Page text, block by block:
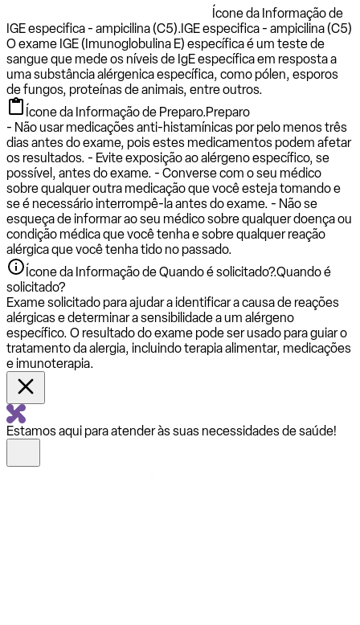
Ícone da Informação de
IGE especifica - ampicilina (C5).IGE especifica - ampicilina (C5)
O exame IGE (Imunoglobulina E) específica é um teste de
sangue que mede os níveis de IgE específica em resposta a
uma substância alérgenica específica, como pólen, esporos
de fungos, proteínas de animais, entre outros.
Ícone da Informação de Preparo.Preparo
- Não usar medicações anti-histamínicas por pelo menos três
dias antes do exame, pois estes medicamentos podem afetar
os resultados. - Evite exposição ao alérgeno específico, se
possível, antes do exame. - Converse com o seu médico
sobre qualquer outra medicação que você esteja tomando e
se é necessário interrompê-la antes do exame. - Não se
esqueça de informar ao seu médico sobre qualquer doença ou
condição médica que você tenha e sobre qualquer reação
alérgica que você tenha tido no passado.
Ícone da Informação de Quando é solicitado?.Quando é
solicitado?
Exame solicitado para ajudar a identificar a causa de reações
alérgicas e determinar a sensibilidade a um alérgeno
específico. O resultado do exame pode ser usado para guiar o
tratamento da alergia, incluindo terapia alimentar, medicações
e imunoterapia.
Estamos aqui para atender às suas necessidades de saúde!